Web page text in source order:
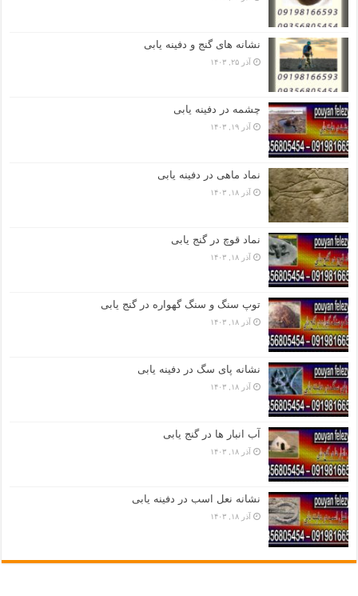
نشانه های گنج و دفینه یابی
آذر ۲۵, ۱۴۰۳
چشمه در دفینه یابی
آذر ۱۹, ۱۴۰۳
نماد ماهی در دفینه یابی
آذر ۱۸, ۱۴۰۳
نماد قوچ در گنج یابی
آذر ۱۸, ۱۴۰۳
توپ سنگ و سنگ گهواره در گنج یابی
آذر ۱۸, ۱۴۰۳
نشانه پای سگ در دفینه یابی
آذر ۱۸, ۱۴۰۳
آب انبار ها در گنج یابی
آذر ۱۸, ۱۴۰۳
نشانه نعل اسب در دفینه یابی
آذر ۱۸, ۱۴۰۳